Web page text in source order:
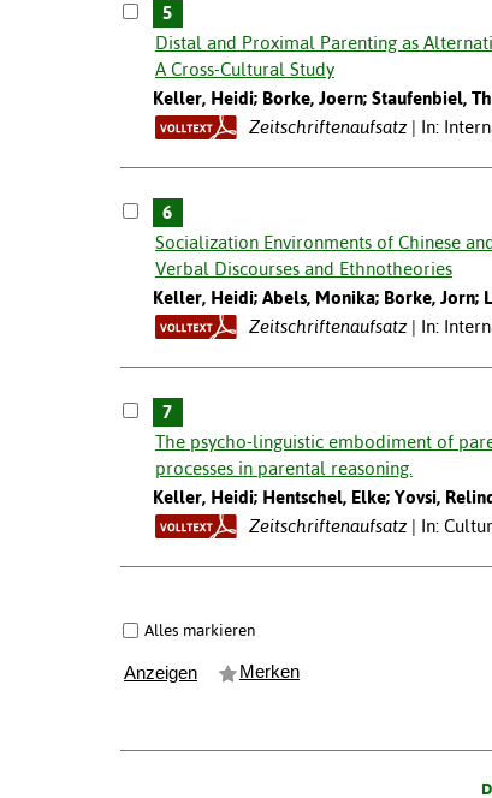
5
Distal and Proximal Parenting as
A Cross-Cultural Study
Keller, Heidi; Borke, Joern; Staufenbiel,
Zeitschriftenaufsatz
In:
6
Socialization Environments of Chinese
Verbal Discourses and Ethnotheories
Keller, Heidi; Abels, Monika; Borke, Jorn;
Zeitschriftenaufsatz
In:
7
The psycho-linguistic embodiment of
processes in parental reasoning.
Keller, Heidi; Hentschel, Elke; Yovsi,
Zeitschriftenaufsatz
In:
Alles markieren
Anzeigen Merken